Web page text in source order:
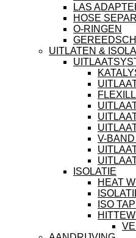
LAS
HOSE
O-RINGEN
UITLATEN &
V-
ISOLATIE
HEAT
ISO